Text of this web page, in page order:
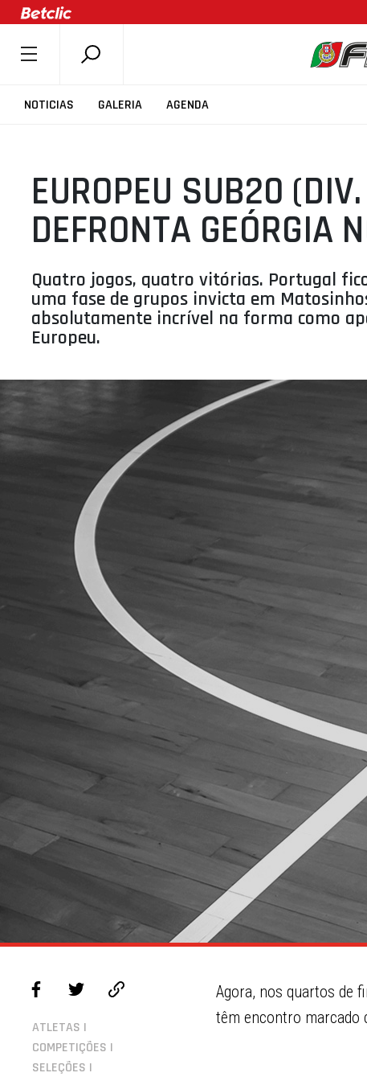
NOTICIAS GALERIA AGENDA
SOBRE A FPB
COMPETIÇÕES
ASSOCIAÇÕES
CLUBES
AGENTES
AGENDA
SELEÇÕES
MINIBASQUETE
ÁREA TÉCNICA
PROJETOS
EUROPEU SUB20
DEFRONTA GEÓRGIA
Quatro jogos, quatro vitórias. Portugal
uma fase de grupos invicta em
absolutamente incrível na forma como
Europeu.
ATLETAS |
COMPETIÇÕES |
SELEÇÕES |
Agora, nos quartos de
têm encontro marcado